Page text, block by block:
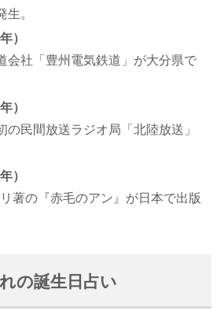
生。
）
会社「豊州電気鉄道」が大分県で
）
の民間放送ラジオ局「北陸放送」
）
著の『赤毛のアン』が日本で出版
の誕生日占い